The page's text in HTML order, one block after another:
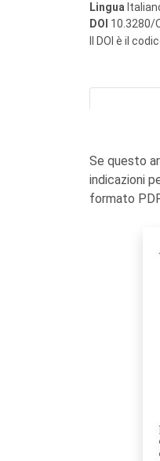
Lingua
DOI 10.3280/
Il DOI è il
Se questo
indicazioni
formato